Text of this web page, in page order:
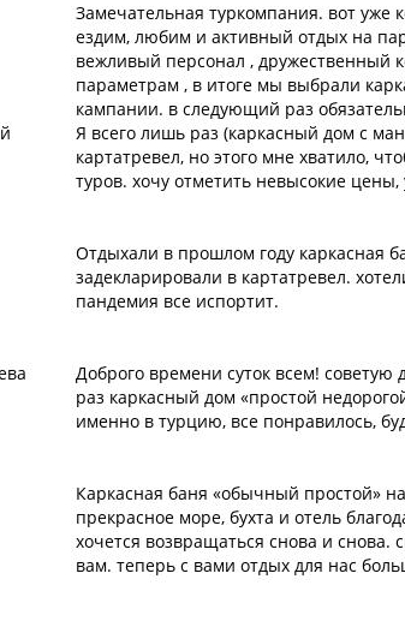
Замечательная туркомпания. вот уже
ездим, любим и активный отдых на
вежливый персонал , дружественный
параметрам , в итоге мы выбрали
кампании. в следующий раз
Я всего лишь раз (каркасный дом с
картатревел, но этого мне хватило,
туров. хочу отметить невысокие
Отдыхали в прошлом году каркасная
задекларировали в картатревел.
пандемия все испортит.
Доброго времени суток всем!
раз каркасный дом «простой
именно в турцию, все понравилось,
Каркасная баня «обычный простой»
прекрасное море, бухта и отель
хочется возвращаться снова и
вам. теперь с вами отдых для нас